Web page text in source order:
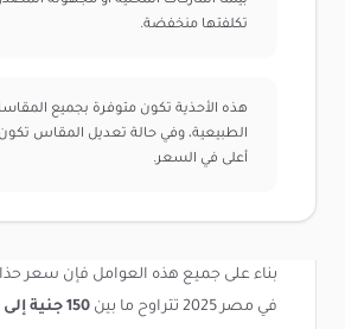
تكلفتها منخفضة.
هذه الأحذية تكون متوفرة بجميع
الطبيعية، وفي حالة تعديل المقاس تكون
أعلى في السعر.
بناء على جميع هذه العوامل فإن سعر
في مصر 2025 تتراوح ما بين